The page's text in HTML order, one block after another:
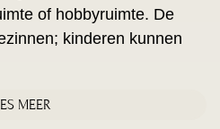
of hobbyruimte. De
kinderen kunnen
MEER